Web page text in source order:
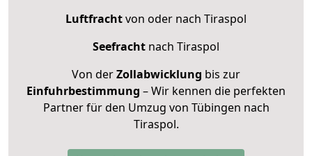
Luftfrachtvon oder nach Tiraspol
Seefracht nach Tiraspol
Von derZollabwicklung bis zur
Einfuhrbestimmung – Wir kennen die perfekten
Partner für den Umzug von Tübingen nach
Tiraspol.